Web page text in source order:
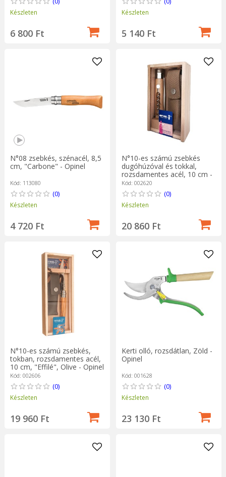
Készleten
6 800 Ft
Készleten
5 140 Ft
N°08 zsebkés, szénacél, 8,5
cm, "Carbone" - Opinel
Kód: 113080
(0)
Készleten
4 720 Ft
N°10-es számú zsebkés
dugóhúzóval és tokkal,
rozsdamentes acél, 10 cm -
Opinel
Kód: 002620
(0)
Készleten
20 860 Ft
N°10-es számú zsebkés,
tokban, rozsdamentes acél,
10 cm, "Effilé", Olive - Opinel
Kód: 002606
(0)
Készleten
19 960 Ft
Kerti olló, rozsdátlan, Zöld -
Opinel
Kód: 001628
(0)
Készleten
23 130 Ft